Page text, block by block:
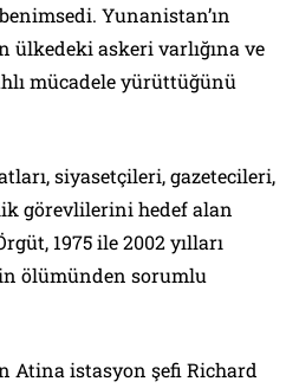
Yunanistan’ın
ülkedeki askeri varlığına ve
mücadele yürüttüğünü
siyasetçileri, gazetecileri,
görevlilerini hedef alan
1975 ile 2002 yılları
ölümünden sorumlu
Atina istasyon şefi Richard